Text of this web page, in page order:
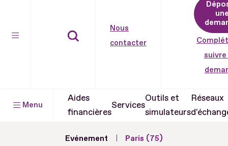
Nous
contacter
suivre
Menu
Aides
financières
Services
Outils et
simulateurs
Réseaux
Evénement Paris (75)